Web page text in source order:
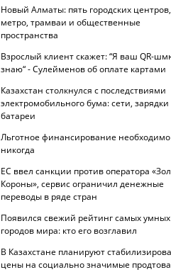
Новый Алматы: пять городских центров,
метро, трамваи и общественные
пространства
Взрослый клиент скажет: “Я ваш QR-
знаю“ - Сулейменов об оплате картами
Казахстан столкнулся с последствиями
электромобильного бума: сети, зарядки
батареи
Льготное финансирование необходимо
никогда
ЕС ввел санкции против оператора
Короны», сервис ограничил денежные
переводы в ряде стран
Появился свежий рейтинг самых умных
городов мира: кто его возглавил
В Казахстане планируют
цены на социально значимые